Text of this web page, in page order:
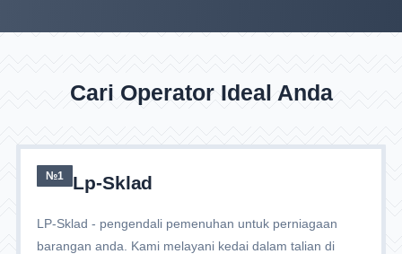
Cari Operator Ideal Anda
№1 Lp-Sklad
LP-Sklad - pengendali pemenuhan untuk perniagaan
barangan anda. Kami melayani kedai dalam talian di